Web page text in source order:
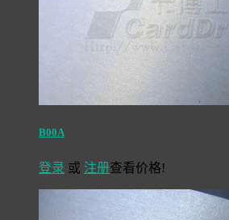
B00A
登录 或 注册查看价格!